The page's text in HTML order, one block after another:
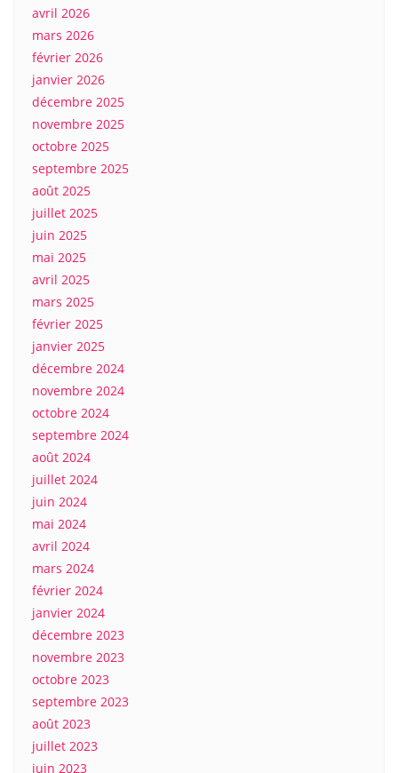
avril 2026
mars 2026
février 2026
janvier 2026
décembre 2025
novembre 2025
octobre 2025
septembre 2025
août 2025
juillet 2025
juin 2025
mai 2025
avril 2025
mars 2025
février 2025
janvier 2025
décembre 2024
novembre 2024
octobre 2024
septembre 2024
août 2024
juillet 2024
juin 2024
mai 2024
avril 2024
mars 2024
février 2024
janvier 2024
décembre 2023
novembre 2023
octobre 2023
septembre 2023
août 2023
juillet 2023
juin 2023